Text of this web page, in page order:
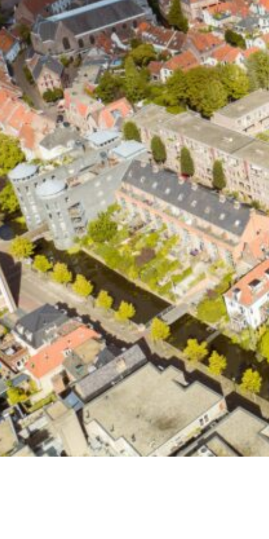
Kitwerk
Houtrot reparatie
Spuitwerk
Waterschade / Brandschade
PAGINA'S
Home
Diensten
Schilderwerk
Glaszetten
Kitwerk
Houtrot reparatie
Spuitwerk
Waterschade / Brandschade
Projecten
Over ons
Blog
Contact
Van Oerle schildersbedrijf © 2024
Algemene voorwaarden
Disclaimer